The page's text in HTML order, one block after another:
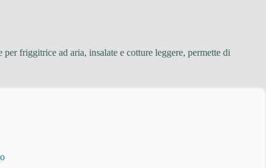
friggitrice ad aria, insalate e cotture leggere, permette di